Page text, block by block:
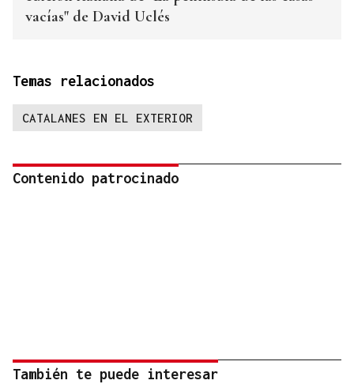
vacías" de David Uclés
Temas relacionados
CATALANES EN EL EXTERIOR
Contenido patrocinado
También te puede interesar